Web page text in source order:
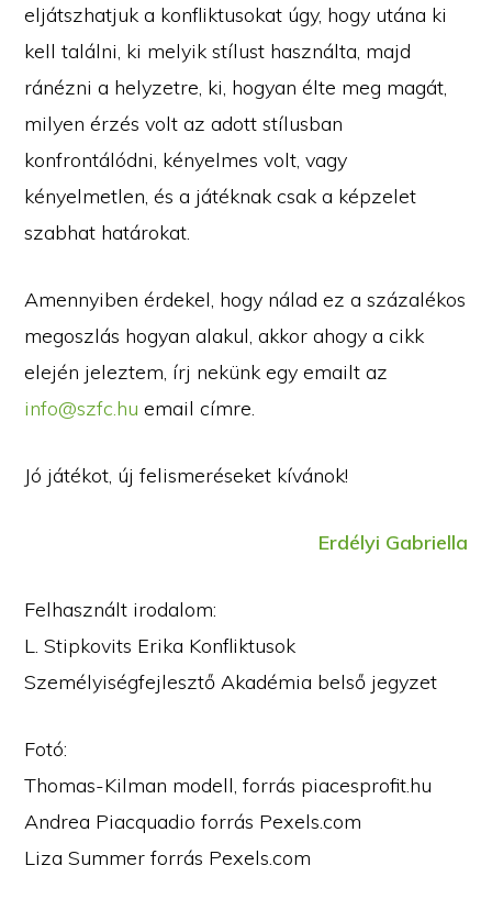
eljátszhatjuk a konfliktusokat úgy, hogy utána ki
kell találni, ki melyik stílust használta, majd
ránézni a helyzetre, ki, hogyan élte meg magát,
milyen érzés volt az adott stílusban
konfrontálódni, kényelmes volt, vagy
kényelmetlen, és a játéknak csak a képzelet
szabhat határokat.
Amennyiben érdekel, hogy nálad ez a százalékos
megoszlás hogyan alakul, akkor ahogy a cikk
elején jeleztem, írj nekünk egy emailt az
info@szfc.hu email címre.
Jó játékot, új felismeréseket kívánok!
Erdélyi Gabriella
Felhasznált irodalom:
L. Stipkovits Erika Konfliktusok
Személyiségfejlesztő Akadémia belső jegyzet
Fotó:
Thomas-Kilman modell, forrás piacesprofit.hu
Andrea Piacquadio forrás Pexels.com
Liza Summer forrás Pexels.com